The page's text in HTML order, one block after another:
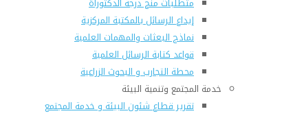
إيداع الرسائل بالمكتبة المركزية
نماذج البعثات والمهمات العلمية
قواعد كتابة الرسائل العلمية
محطة التجارب و البحوث الزراعية
خدمة المجتمع وتنمية البيئة
تقرير قطاع شئون البيئة و خدمة المجتمع